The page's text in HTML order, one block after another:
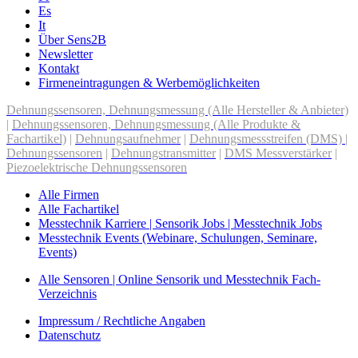
Es
It
Über Sens2B
Newsletter
Kontakt
Firmeneintragungen & Werbemöglichkeiten
Dehnungssensoren, Dehnungsmessung (Alle Hersteller & Anbieter)
| Dehnungssensoren, Dehnungsmessung (Alle Produkte &
Fachartikel) | Dehnungsaufnehmer | Dehnungsmessstreifen (DMS) |
Dehnungssensoren | Dehnungstransmitter | DMS Messverstärker |
Piezoelektrische Dehnungssensoren
Alle Firmen
Alle Fachartikel
Messtechnik Karriere | Sensorik Jobs | Messtechnik Jobs
Messtechnik Events (Webinare, Schulungen, Seminare,
Events)
Alle Sensoren | Online Sensorik und Messtechnik Fach-
Verzeichnis
Impressum / Rechtliche Angaben
Datenschutz